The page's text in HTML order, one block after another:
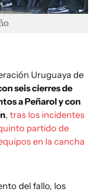
Uruguaya de
seis cierres de
a Peñarol y con
, tras los incidentes
partido de
en la cancha
del fallo, los